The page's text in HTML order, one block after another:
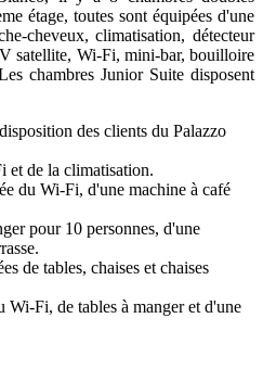
étage, toutes sont équipées d'une
cheveux, climatisation, détecteur
satellite, Wi-Fi, mini-bar, bouilloire
chambres Junior Suite disposent
des clients du Palazzo
et de la climatisation.
du Wi-Fi, d'une machine à café
pour 10 personnes, d'une
de tables, chaises et chaises
Wi-Fi, de tables à manger et d'une